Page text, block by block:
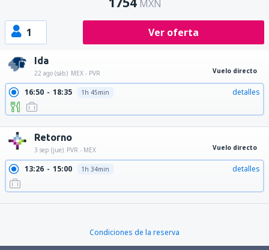
MXN
1 Ver oferta
Ida
22 ago (sáb) MEX - PVR Vuelo directo
16:50 18:35 1h 45min detalles
Retorno
3 sep (jue) PVR - MEX Vuelo directo
13:26 15:00 1h 34min detalles
Condiciones de la reserva